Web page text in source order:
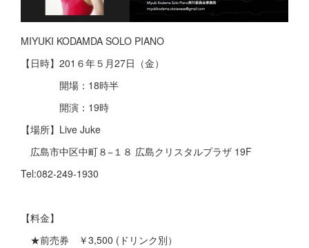
MIYUKI KODAMDA SOLO PIANO
【日時】201６年５月27日（金）
開場：18時半
開演：19時
【場所】Live Juke
広島市中区中町８−１８ 広島クリスタルプラザ 19F
Tel:082-249-1930
【料金】
★前売券 ￥3,500 (ドリンク別）